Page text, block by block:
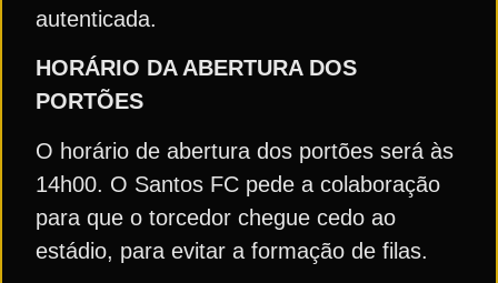
autenticada.
HORÁRIO DA ABERTURA DOS
PORTÕES
O horário de abertura dos portões será às
14h00. O Santos FC pede a colaboração
para que o torcedor chegue cedo ao
estádio, para evitar a formação de filas.